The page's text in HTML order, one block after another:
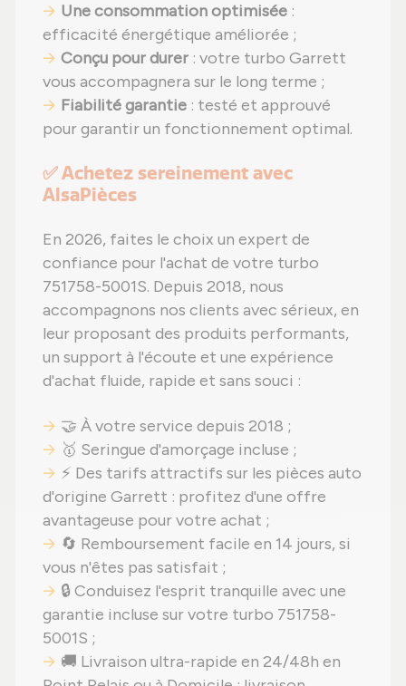
Une consommation optimisée :
efficacité énergétique améliorée ;
Conçu pour durer : votre turbo Garrett
vous accompagnera sur le long terme ;
Fiabilité garantie : testé et approuvé
pour garantir un fonctionnement optimal.
✅ Achetez sereinement avec
AlsaPièces
En 2026, faites le choix un expert de
confiance pour l'achat de votre turbo
751758-5001S. Depuis 2018, nous
accompagnons nos clients avec sérieux, en
leur proposant des produits performants,
un support à l'écoute et une expérience
d'achat fluide, rapide et sans souci :
🤝 À votre service depuis 2018 ;
🥇 Seringue d'amorçage incluse ;
⚡ Des tarifs attractifs sur les pièces auto
d'origine Garrett : profitez d'une offre
avantageuse pour votre achat ;
🔄 Remboursement facile en 14 jours, si
vous n'êtes pas satisfait ;
🔒 Conduisez l'esprit tranquille avec une
garantie incluse sur votre turbo 751758-
5001S ;
🚚 Livraison ultra-rapide en 24/48h en